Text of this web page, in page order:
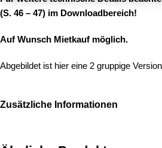
(S. 46 – 47) im Downloadbereich!
Auf Wunsch Mietkauf möglich.
Abgebildet ist hier eine 2 gruppige
Zusätzliche Informationen